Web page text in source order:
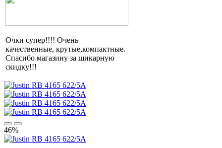
Очки супер!!!! Очень
качественные, крутые,компактные.
Спасибо магазину за шикарную
скидку!!!
46%